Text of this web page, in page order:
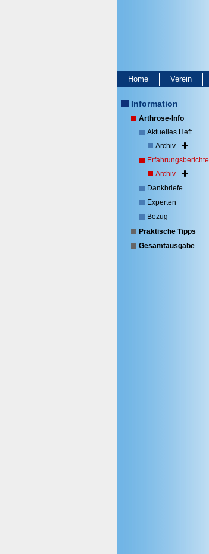
Home Verein
Information
Arthrose-Info
Aktuelles Heft
Archiv
Erfahrungsberichte
Archiv
Dankbriefe
Experten
Bezug
Praktische Tipps
Gesamtausgabe